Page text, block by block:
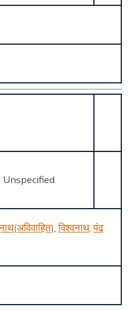
,विश्वनाथ,पंढ